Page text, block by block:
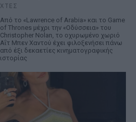
ΧΤΕΣ
Από το «Lawrence of Arabia» και το Game
of Thrones μέχρι την «Οδύσσεια» του
Christopher Nolan, το οχυρωμένο χωριό
Αΐτ Μπεν Χαντού έχει φιλοξενήσει πάνω
από έξι δεκαετίες κινηματογραφικής
ιστορίας